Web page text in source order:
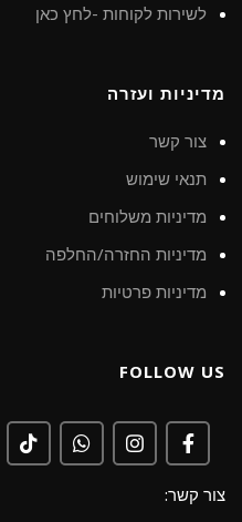
לשירות לקוחות -לחץ כאן
מדיניות ועזרה
צור קשר
תנאי שימוש
מדיניות משלוחים
מדיניות החזרה/החלפה
מדיניות פרטיות
FOLLOW US
צור קשר: